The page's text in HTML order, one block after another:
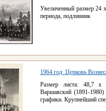
Увеличенный размер 24
периода, подлинник
1964 год. Церковь
Размер листа: 48,7
Варшавский (1891-1980)
графики. Крупнейший